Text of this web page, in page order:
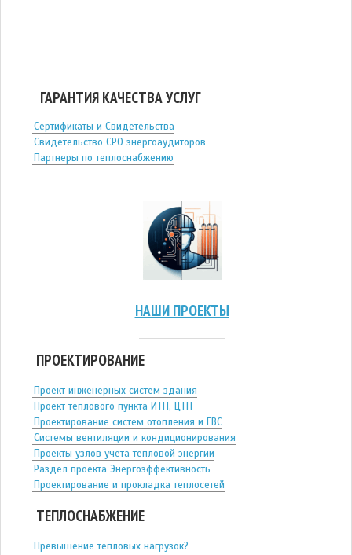
ГАРАНТИЯ КАЧЕСТВА УСЛУГ
Сертификаты и Свидетельства
Свидетельство СРО энергоаудиторов
Партнеры по теплоснабжению
НАШИ ПРОЕКТЫ
ПРОЕКТИРОВАНИЕ
Проект инженерных систем здания
Проект теплового пункта ИТП, ЦТП
Проектирование систем отопления и ГВС
Системы вентиляции и кондиционирования
Проекты узлов учета тепловой энергии
Раздел проекта Энергоэффективность
Проектирование и прокладка теплосетей
ТЕПЛОСНАБЖЕНИЕ
Превышение тепловых нагрузок?